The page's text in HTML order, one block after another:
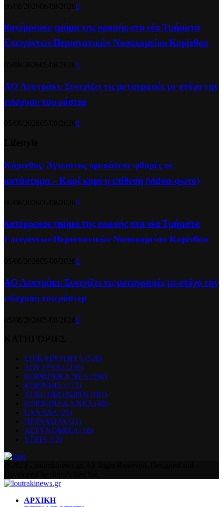
0
Kατέρρευσε τμήμα της οροφής στα νέα Τμήματα
Επειγόντων Περιστατικών Νοσοκομείου Κορίνθου
0
ΑΟ Λουτράκι: Συνεχίζει τις μεταγραφές με στόχο την
ενίσχυση του ρόστερ
0
Κόρινθος: Άγνωστος προκάλεσε φθορές σε
κατάστημα – Καρέ καρέ η επίθεση (video-φωτο)
0
Kατέρρευσε τμήμα της οροφής στα νέα Τμήματα
Επειγόντων Περιστατικών Νοσοκομείου Κορίνθου
0
ΑΟ Λουτράκι: Συνεχίζει τις μεταγραφές με στόχο την
ενίσχυση του ρόστερ
0
ΕΠΙΚΑΙΡΟΤΗΤΑ (520)
ΛΟΥΤΡΑΚΙ (276)
ΚΟΙΝΩΝΙΚΑ ΝΕΑ (190)
ΚΟΡΙΝΘΙΑ (173)
ΑΓΙΟΙ ΘΕΟΔΩΡΟΙ (101)
ΚΟΡΙΝΘΙΑΚΑ ΝΕΑ (48)
ΕΛΛΑΔΑ (25)
ΠΕΡΑΧΩΡΑ (21)
ΑΣΤΥΝΟΜΙΚΑ (18)
ΥΓΕΙΑ (13)
ΑΡΧΙΚΗ